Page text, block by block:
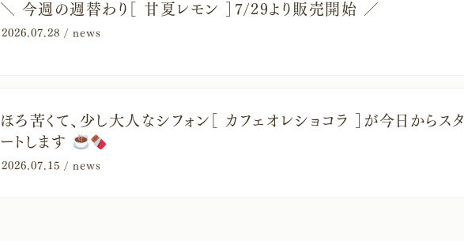
＼ 今週の週替わり［ 甘夏レモン ］7/29より販売開始 ／
2026.07.28 / news
ほろ苦くて、少し大人なシフォン［ カフェオレショコラ ］が今日からスタ
ートします
2026.07.15 / news